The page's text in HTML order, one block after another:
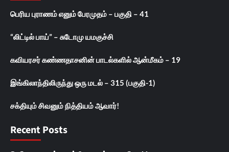
பெரிய புராணம் எனும் பேரமுதம் – பகுதி – 41
“லிட்டில் பாய்” – சுடோமு யமகுச்சி
கவியரசர் கண்ணதாசனின் பாடல்களில் ஆன்மீகம் – 19
இங்கிலாந்திலிருந்து ஒரு மடல் – 315 (பகுதி-1)
சக்தியும் சிவனும் நித்தியம் ஆவார்!
Recent Posts